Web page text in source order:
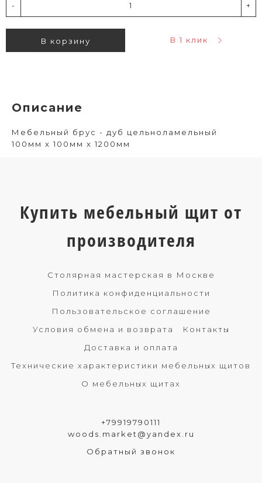
- +
В корзину В 1 клик
Описание
Мебельный брус - дуб цельноламельный
100мм х 100мм х 1200мм
Купить мебельный щит от
производителя
Столярная мастерская в Москве
Политика конфиденциальности
Пользовательское соглашение
Условия обмена и возврата
Контакты
Доставка и оплата
Технические характеристики мебельных щитов
О мебельных щитах
+79919790111
woods.market@yandex.ru
Обратный звонок